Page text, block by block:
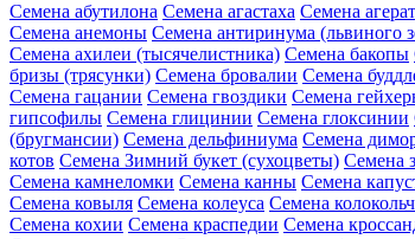
Семена абутилона Семена агастаха Семена
Семена анемоны Семена антиринума (львиного
Семена ахилеи (тысячелистника) Семена бакопы
бризы (трясунки) Семена бровалии Семена
Семена гацании Семена гвоздики Семена
гипсофилы Семена глицинии Семена глоксинии
(бругмансии) Семена дельфиниума Семена
котов Семена Зимний букет (сухоцветы) Семена
Семена камнеломки Семена канны Семена
Семена ковыля Семена колеуса Семена
Семена кохии Семена краспедии Семена